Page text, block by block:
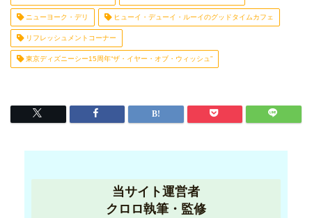
ニューヨーク・デリ ヒューイ・デューイ・ルーイのグッドタイムカフェ
リフレッシュメントコーナー
東京ディズニーシー15周年“ザ・イヤー・オブ・ウィッシュ”
当サイト運営者
クロロ執筆・監修